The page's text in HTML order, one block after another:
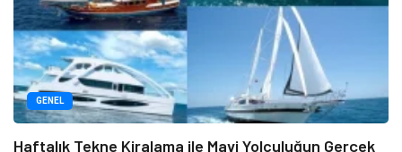
GENEL
Haftalık Tekne Kiralama ile Mavi Yolculuğun Gerçek